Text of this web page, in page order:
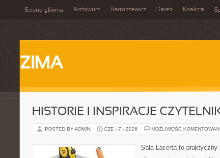
Strona główna Archiwum Bartoszewicz Darek Koalicja
ZIMA
HISTORIE I INSPIRACJE
POSTED BY ADMIN CZE - 7 - 2026 MOŻLIWOŚĆ
Sala Lacerta to praktyczny